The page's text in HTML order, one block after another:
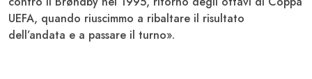
UEFA, quando riuscimmo a ribaltare il risultato
dell’andata e a passare il turno».